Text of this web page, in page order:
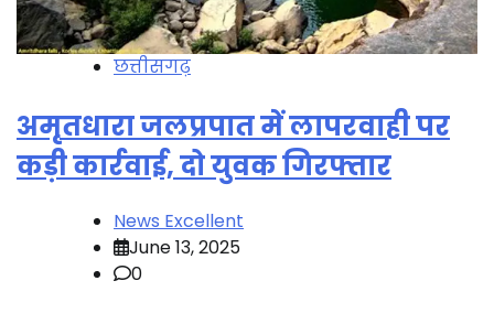
छत्तीसगढ़
अमृतधारा जलप्रपात में लापरवाही पर
कड़ी कार्रवाई, दो युवक गिरफ्तार
News Excellent
June 13, 2025
0